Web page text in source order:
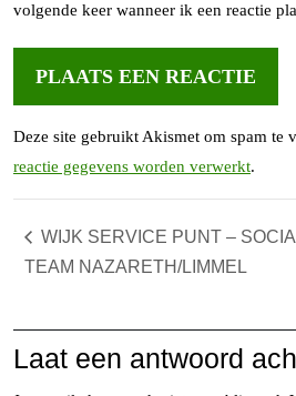
volgende keer wanneer ik een reactie
Deze site gebruikt Akismet om spam te
reactie gegevens worden verwerkt.
WIJK SERVICE PUNT –
TEAM NAZARETH/LIMMEL
Laat een antwoord